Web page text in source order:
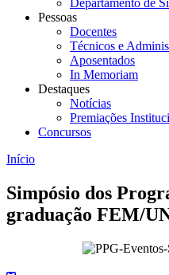
Departamento de
Pessoas
Docentes
Técnicos e
Aposentados
In Memoriam
Destaques
Notícias
Premiações
Concursos
Início
Simpósio dos
graduação FEM/